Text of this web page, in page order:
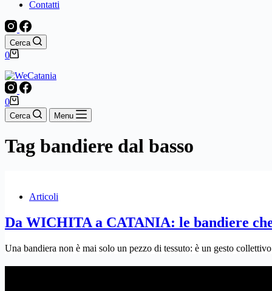
Contatti
Cerca
Carrello
0
Carrello
0
Cerca Menu
Tag bandiere dal basso
Articoli
Da WICHITA a CATANIA: le bandiere
Una bandiera non è mai solo un pezzo di tessuto: è un gesto